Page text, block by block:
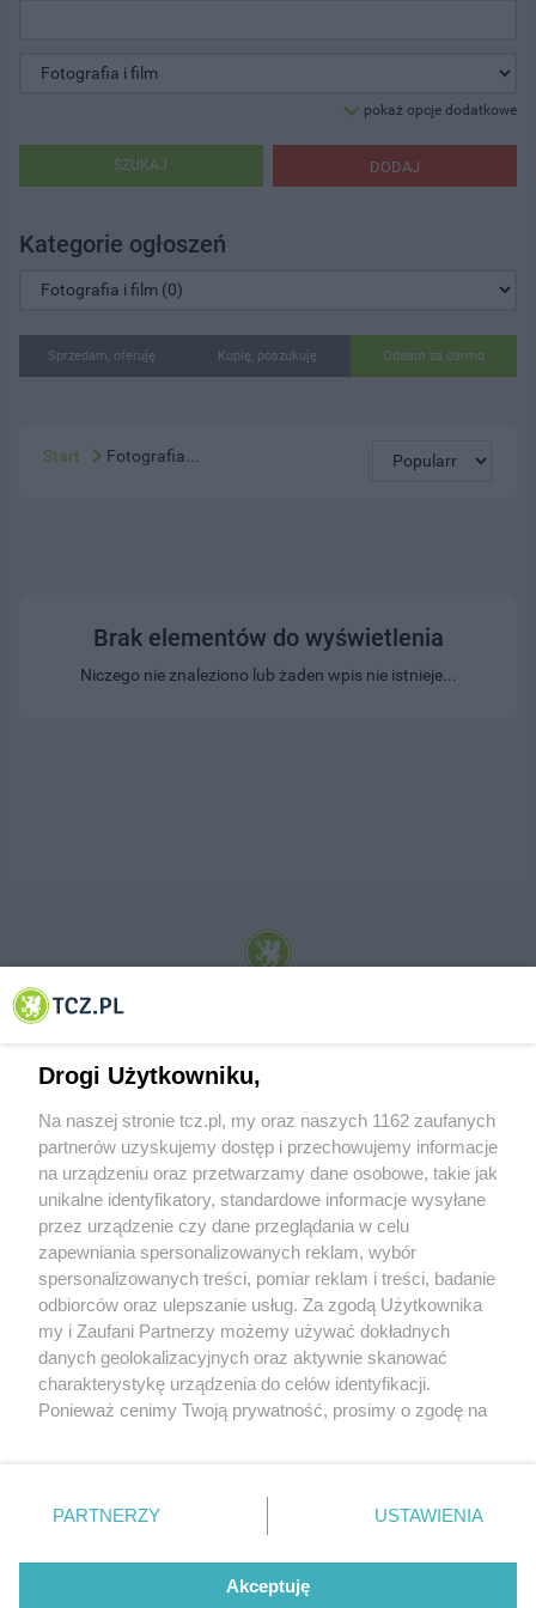
pokaż opcje dodatkowe
DODAJ
SZUKAJ
Kategorie ogłoszeń
Sprzedam, oferuję Kupię, poszukuję Oddam za darmo
Start Fotografia...
Brak elementów do wyświetlenia
Niczego nie znaleziono lub żaden wpis nie istnieje...
© 2001-2026 Tczew - TCZ.PL Sp. z o.o. Internetowy Serwis Informacyjny Miasta
O FIRMIE POLITYKA PRYWATNOŚCI HOSTING
REKLAMA WSPÓŁPRACA RSS FACEBOOK KONTAKT
Nasze serwisy
Aktualności
Tcz24
Historia miasta
Muzyka i kultura
Archiwum wydarzeń
Zdjęcia miasta
Drogi Użytkowniku,
Na naszej stronie tcz.pl, my oraz naszych 1162 zaufanych
partnerów uzyskujemy dostęp i przechowujemy informacje
na urządzeniu oraz przetwarzamy dane osobowe, takie jak
unikalne identyfikatory, standardowe informacje wysyłane
przez urządzenie czy dane przeglądania w celu
zapewniania spersonalizowanych reklam, wybór
spersonalizowanych treści, pomiar reklam i treści, badanie
odbiorców oraz ulepszanie usług. Za zgodą Użytkownika
my i Zaufani Partnerzy możemy używać dokładnych
danych geolokalizacyjnych oraz aktywnie skanować
charakterystykę urządzenia do celów identyfikacji.
Ponieważ cenimy Twoją prywatność, prosimy o zgodę na
znajdujący się w lewym dolnym rogu strony
. Niektóre
przetwarzaniu. Preferencje będą miały zastosowania tylko
PARTNERZY USTAWIENIA
Akceptuję